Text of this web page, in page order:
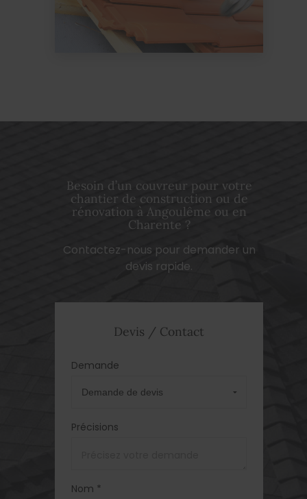
Besoin d’un couvreur pour votre
chantier de construction ou de
rénovation à Angoulême ou en
Charente ?
Contactez-nous pour demander un
devis rapide.
Devis / Contact
Demande
Précisions
Nom *